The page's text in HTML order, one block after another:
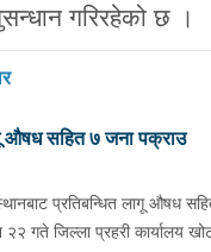
गरिरहेको छ ।
औषध सहित ७ जना पक्राउ
प्रतिबन्धित लागू औषध